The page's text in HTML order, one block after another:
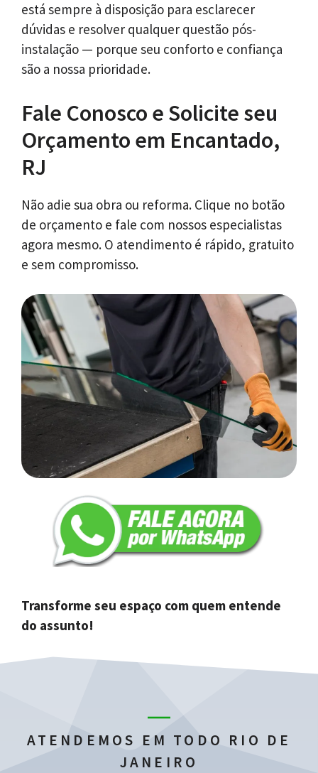
está sempre à disposição para esclarecer
dúvidas e resolver qualquer questão pós-
instalação — porque seu conforto e confiança
são a nossa prioridade.
Fale Conosco e Solicite seu
Orçamento em Encantado,
RJ
Não adie sua obra ou reforma. Clique no botão
de orçamento e fale com nossos especialistas
agora mesmo. O atendimento é rápido, gratuito
e sem compromisso.
Transforme seu espaço com quem entende
do assunto!
ATENDEMOS EM TODO RIO DE
JANEIRO